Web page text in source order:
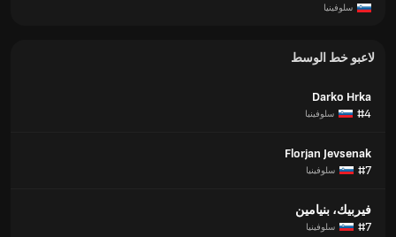
سلوفينيا
لاعبو خط الوسط
Darko Hrka
#4
سلوفينيا
Florjan Jevsenak
#7
سلوفينيا
فيربيك، بنيامين
#7
سلوفينيا